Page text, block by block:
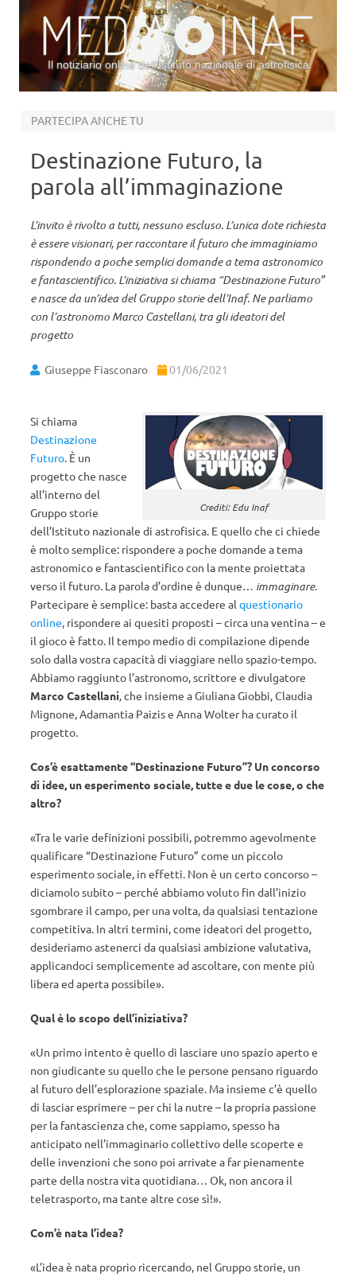
Il notiziario online dell’Istituto nazionale di astrofisica
PARTECIPA ANCHE TU
Destinazione Futuro, la
parola all’immaginazione
L’invito è rivolto a tutti, nessuno escluso. L’unica dote richiesta
è essere visionari, per raccontare il futuro che immaginiamo
rispondendo a poche semplici domande a tema astronomico
e fantascientifico. L’iniziativa si chiama “Destinazione Futuro”
e nasce da un’idea del Gruppo storie dell’Inaf. Ne parliamo
con l’astronomo Marco Castellani, tra gli ideatori del
progetto
Giuseppe Fiasconaro 01/06/2021
Crediti: Edu Inaf
Si chiama
Destinazione
Futuro. È un
progetto che nasce
all’interno del
Gruppo storie
dell’Istituto nazionale di astrofisica. E quello che ci chiede
è molto semplice: rispondere a poche domande a tema
astronomico e fantascientifico con la mente proiettata
verso il futuro. La parola d’ordine è dunque… immaginare.
Partecipare è semplice: basta accedere al questionario
online, rispondere ai quesiti proposti – circa una ventina – e
il gioco è fatto. Il tempo medio di compilazione dipende
solo dalla vostra capacità di viaggiare nello spazio-tempo.
Abbiamo raggiunto l’astronomo, scrittore e divulgatore
Marco Castellani,che insieme a Giuliana Giobbi, Claudia
Mignone, Adamantia Paizis e Anna Wolter ha curato il
progetto.
Cos’è esattamente “Destinazione Futuro”? Un concorso
di idee, un esperimento sociale, tutte e due le cose, o che
altro?
«Tra le varie definizioni possibili, potremmo agevolmente
qualificare “Destinazione Futuro” come un piccolo
esperimento sociale, in effetti. Non è un certo concorso –
diciamolo subito – perché abbiamo voluto fin dall’inizio
sgombrare il campo, per una volta, da qualsiasi tentazione
competitiva. In altri termini, come ideatori del progetto,
desideriamo astenerci da qualsiasi ambizione valutativa,
applicandoci semplicemente ad ascoltare, con mente più
libera ed aperta possibile».
Qual è lo scopo dell’iniziativa?
«Un primo intento è quello di lasciare uno spazio aperto e
non giudicante su quello che le persone pensano riguardo
al futuro dell’esplorazione spaziale. Ma insieme c’è quello
di lasciar esprimere – per chi la nutre – la propria passione
per la fantascienza che, come sappiamo, spesso ha
anticipato nell’immaginario collettivo delle scoperte e
delle invenzioni che sono poi arrivate a far pienamente
parte della nostra vita quotidiana… Ok, non ancora il
teletrasporto, ma tante altre cose sì!».
Com’è nata l’idea?
«L’idea è nata proprio ricercando, nel Gruppo storie, un